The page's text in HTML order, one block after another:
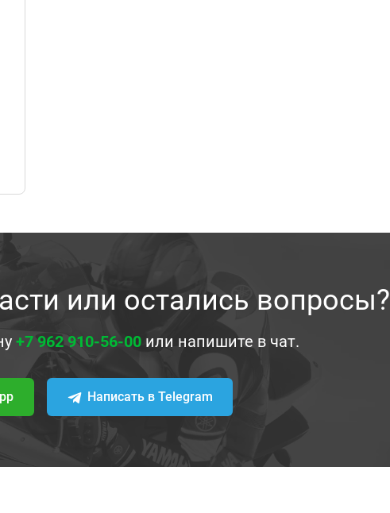
или остались вопросы?
+7 962 910-56-00 или напишите в чат.
Написать в Telegram